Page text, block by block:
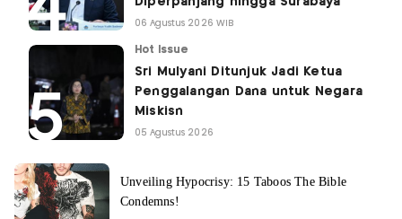
06 Agustus 2026 WIB
Hot Issue
Sri Mulyani Ditunjuk Jadi Ketua
Penggalangan Dana untuk Negara
Miskisn
05 Agustus 2026